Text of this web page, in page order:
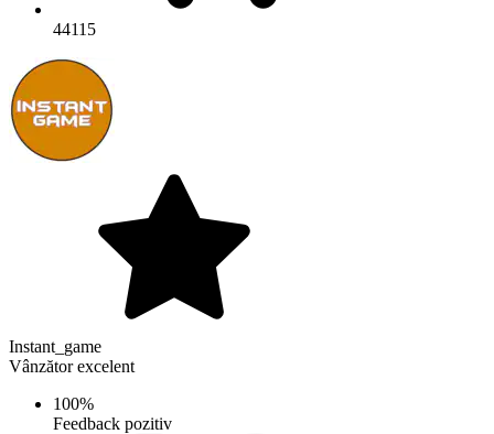
44115
Instant_game
Vânzător excelent
100%
Feedback pozitiv